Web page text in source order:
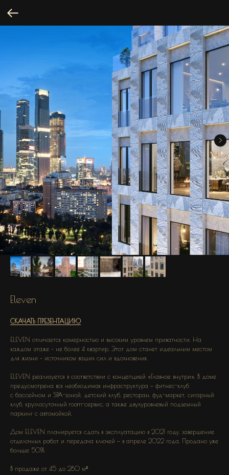
Eleven
СКАЧАТЬ ПРЕЗЕНТАЦИЮ
ELEVEN отличается камерностью и высоким уровнем приватности. На
каждом этаже – не более 4 квартир. Этот дом станет идеальным местом
для жизни – источником ваших сил и вдохновения.
ELEVEN реализуется в соответствии с концепцией «Главное внутри». В доме
предусмотрена вся необходимая инфраструктура — фитнес-клуб
с бассейном и SPA-зоной, детский клуб, ресторан, фуд-маркет, сигарный
клуб, круглосуточный room-сервис, а также двухуровневый подземный
паркинг с автомойкой.
Дом ELEVEN планируется сдать в эксплуатацию в 2021 году, завершение
отделочных работ и передача ключей — в апреле 2022 года. Продано уже
больше 50%
В продаже от 45 до 280 м²